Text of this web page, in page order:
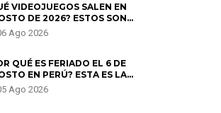
VIDEOJUEGOS SALEN EN
DE 2026? ESTOS SON
ESTRENOS MÁS ESPERADOS
Ago 2026
QUÉ ES FERIADO EL 6 DE
EN PERÚ? ESTA ES LA
Ago 2026